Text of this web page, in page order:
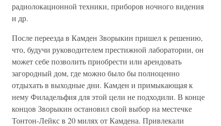
радиолокационной техники, приборов ночного видения
и др.
После переезда в Камден Зворыкин пришел к решению,
что, будучи руководителем престижной лаборатории, он
может себе позволить приобрести или арендовать
загородный дом, где можно было бы полноценно
отдыхать в выходные дни. Камден и примыкающая к
нему Филадельфия для этой цели не подходили. В конце
концов Зворыкин остановил свой выбор на местечке
Тонтон-Лейкс в 20 милях от Камдена. Привлекали